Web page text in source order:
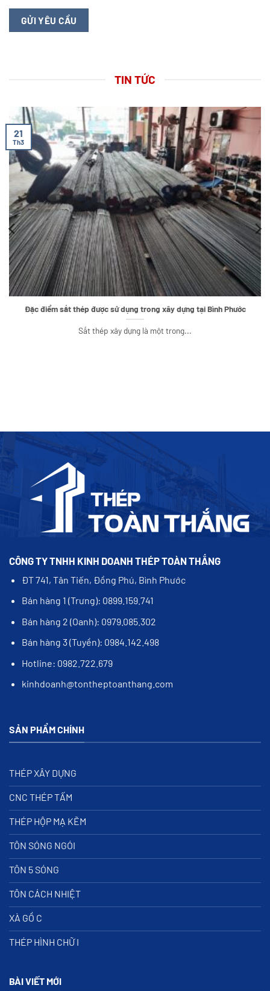
TIN TỨC
Đặc điểm sắt thép được sử dụng trong xây dựng tại Bình Phước
Sắt thép xây dựng là một trong...
21
Th3
CÔNG TY TNHH KINH DOANH THÉP TOÀN THẮNG
ĐT 741, Tân Tiến, Đồng Phú, Bình Phước
Bán hàng 1 (Trưng): 0899.159.741
Bán hàng 2 (Oanh): 0979.085.302
Bán hàng 3 (Tuyền): 0984.142.498
Hotline: 0982.722.679
kinhdoanh@tontheptoanthang.com
SẢN PHẨM CHÍNH
THÉP XÂY DỰNG
CNC THÉP TẤM
THÉP HỘP MẠ KẼM
TÔN SÓNG NGÓI
TÔN 5 SÓNG
TÔN CÁCH NHIỆT
XÀ GỒ C
THÉP HÌNH CHỮ I
BÀI VIẾT MỚI